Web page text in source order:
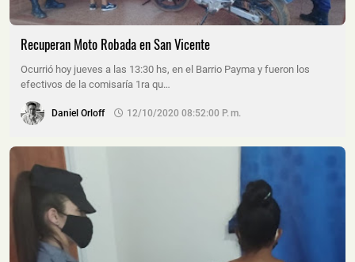
Recuperan Moto Robada en San Vicente
Ocurrió hoy jueves a las 13:30 hs, en el Barrio Payma y fueron los
efectivos de la comisaría 1ra qu…
Daniel Orloff 12/10/2020 08:52:00 P. M.